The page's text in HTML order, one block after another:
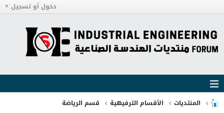
دخول أو تسجيل
المنتديات الأقسام الترفيهية قسم الرياضة